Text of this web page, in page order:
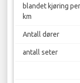
blandet kjøring
km
Antall dører
antall seter